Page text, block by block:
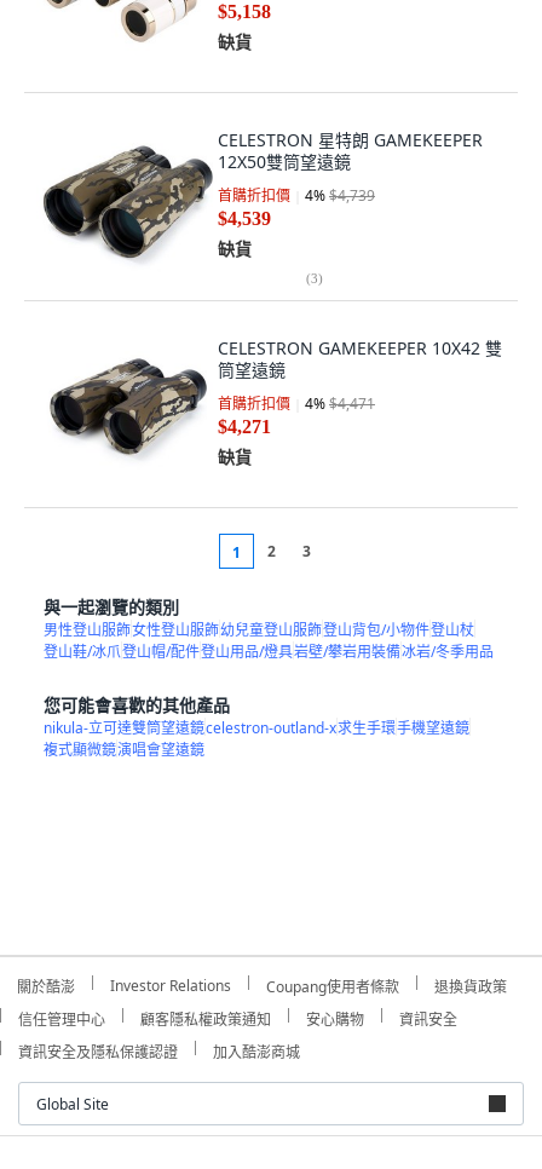
$5,158
缺貨
CELESTRON 星特朗 GAMEKEEPER
12X50雙筒望遠鏡
首購折扣價 4%$4,739
$4,539
缺貨
(3)
CELESTRON GAMEKEEPER 10X42 雙
筒望遠鏡
首購折扣價 4%$4,471
$4,271
缺貨
1 2 3
與一起瀏覽的類別
男性登山服飾女性登山服飾幼兒童登山服飾登山背包/小物件登山杖
登山鞋/冰爪登山帽/配件登山用品/燈具岩壁/攀岩用裝備冰岩/冬季用品
您可能會喜歡的其他產品
nikula-立可達雙筒望遠鏡celestron-outland-x求生手環手機望遠鏡
複式顯微鏡演唱會望遠鏡
關於酷澎 Investor Relations Coupang使用者條款
退換貨政策
信任管理中心
顧客隱私權政策通知 安心購物
資訊安全
資訊安全及隱私保護認證
加入酷澎商城
Global Site